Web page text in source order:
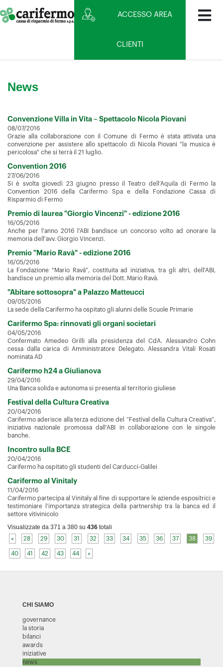
ACCESSO AREA
CLIENTI
News
Convenzione Villa in Vita – Spettacolo Nicola Piovani
08/07/2016
Grazie alla collaborazione con il Comune di Fermo è stata attivata una
convenzione per assistere allo spettacolo di Nicola Piovani "la musica è
pericolosa" che si terrà il 21 luglio.
Convention 2016
27/06/2016
Si è svolta giovedì 23 giugno presso il Teatro dell’Aquila di Fermo la
Convention 2016 della Carifermo Spa e della Fondazione Cassa di
Risparmio di Fermo
Premio di laurea "Giorgio Vincenzi" - edizione 2016
16/05/2016
Anche per l'anno 2016 l'ABI bandisce un concorso volto ad onorare la
memoria dell'avv. Giorgio Vincenzi.
Premio "Mario Ravà" - edizione 2016
16/05/2016
La Fondazione "Mario Ravà", costituita ad iniziativa, tra gli altri, dell'ABI,
bandisce un premio alla memoria del Dott. Mario Ravà.
"Abitare sottosopra" a Palazzo Matteucci
09/05/2016
La sede della Carifermo ha ospitato gli alunni delle Scuole Primarie
Carifermo Spa: rinnovati gli organi societari
04/05/2016
Confermato Amedeo Grilli alla presidenza del CdA. Alessandro Cohn
cessa dalla carica di Amministratore Delegato. Alessandra Vitali Rosati
nominata AD
Carifermo h24 a Giulianova
29/04/2016
Una Banca solida e autonoma si presenta al territorio giuliese
Festival della Cultura Creativa
20/04/2016
Carifermo aderisce alla terza edizione del “Festival della Cultura Creativa”,
iniziativa nazionale promossa dall’ABI in collaborazione con le singole
banche.
Incontro sulla BCE
20/04/2016
Carifermo ha ospitato gli studenti del Carducci-Galilei
Carifermo al Vinitaly
11/04/2016
Carifermo partecipa al Vinitaly al fine di supportare le aziende espositrici e
testimoniare l’importanza strategica della partnership tra la banca ed il
settore vitivinicolo
Visualizzate da 371 a 380 su 436 totali
« 28 29 30 31 32 33 34 35 36 37 38 39
40 41 42 43 44 »
CHI SIAMO
governance
la storia
bilanci
awards
iniziative
news